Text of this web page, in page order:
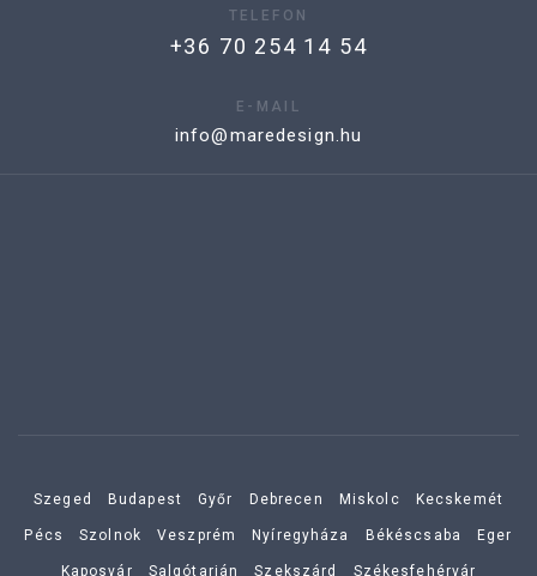
TELEFON
+36 70 254 14 54
E-MAIL
info@maredesign.hu
Szeged Budapest Győr Debrecen Miskolc Kecskemét
Pécs Szolnok Veszprém Nyíregyháza Békéscsaba Eger
Kaposvár Salgótarján Szekszárd Székesfehérvár